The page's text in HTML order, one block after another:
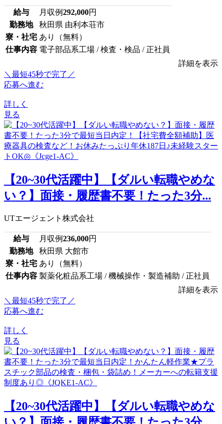
給与 月収例292,000円
勤務地
秋田県 由利本荘市
寮・社宅 あり（無料）
仕事内容 電子部品系工場 / 検査・検品 / 正社員
詳細を表示
＼最短45秒で完了／
応募へ進む
詳しく
見る
【20~30代活躍中】【ダルい転職やめな
い？】面接・履歴書不要！たった3分...
UTエージェント株式会社
給与 月収例236,000円
勤務地
秋田県 大館市
寮・社宅 あり（無料）
仕事内容 製薬化粧品系工場 / 機械操作・製造補助 / 正社員
詳細を表示
＼最短45秒で完了／
応募へ進む
詳しく
見る
【20~30代活躍中】【ダルい転職やめな